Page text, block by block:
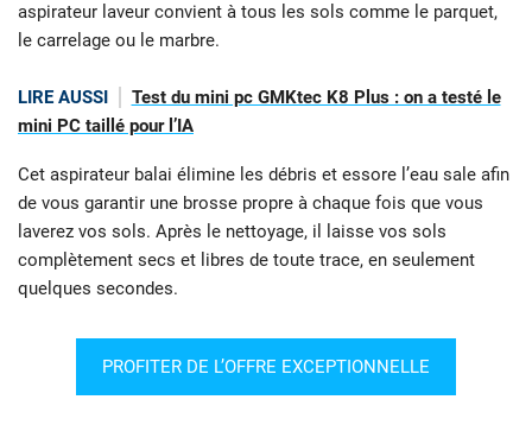
aspirateur laveur convient à tous les sols comme le parquet,
le carrelage ou le marbre.
LIRE AUSSI
Test du mini pc GMKtec K8 Plus : on a testé le
mini PC taillé pour l’IA
Cet aspirateur balai élimine les débris et essore l’eau sale afin
de vous garantir une brosse propre à chaque fois que vous
laverez vos sols. Après le nettoyage, il laisse vos sols
complètement secs et libres de toute trace, en seulement
quelques secondes.
PROFITER DE L’OFFRE EXCEPTIONNELLE